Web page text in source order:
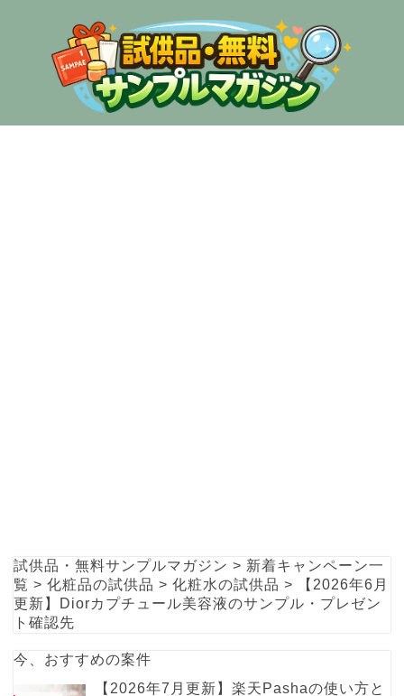
試供品・無料サンプルマガジン > 新着キャンペーン一
覧 > 化粧品の試供品 > 化粧水の試供品 >
【2026年6月
更新】Diorカプチュール美容液のサンプル・プレゼン
ト確認先
今、おすすめの案件
【2026年7月更新】楽天Pashaの使い方と